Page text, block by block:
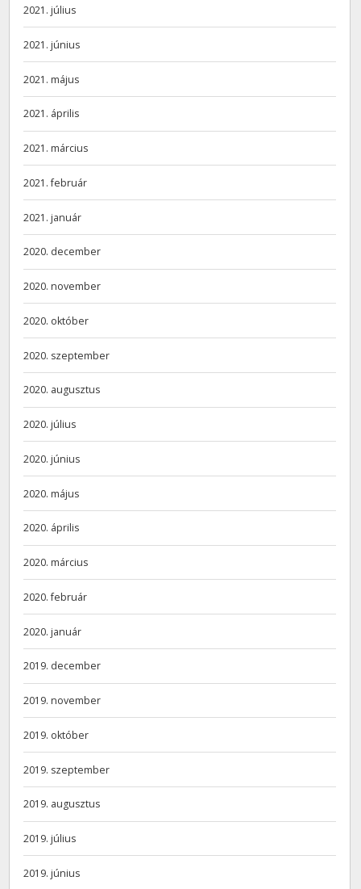
2021. július
2021. június
2021. május
2021. április
2021. március
2021. február
2021. január
2020. december
2020. november
2020. október
2020. szeptember
2020. augusztus
2020. július
2020. június
2020. május
2020. április
2020. március
2020. február
2020. január
2019. december
2019. november
2019. október
2019. szeptember
2019. augusztus
2019. július
2019. június